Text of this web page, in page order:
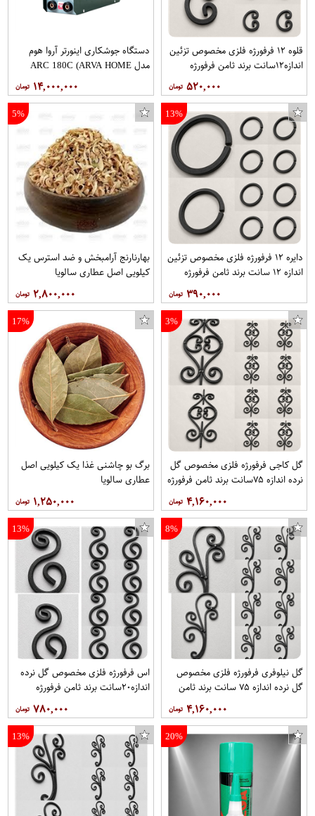
قلوه ۱۲ فرفورژه فلزی مخصوص تزئین
اندازه۱۲سانت برند ثامن فرفورژه
۵۲۰,۰۰۰
دستگاه جوشکاری اینورتر آروا هوم
مدل ARC 180C (ARVA HOME
ARC 180C Inverter Welding
Machine)مدل۲۱۷۹
۱۴,۰۰۰,۰۰۰
13%
دایره ۱۲ فرفورژه فلزی مخصوص تزئین
اندازه ۱۲ سانت برند ثامن فرفورژه
۳۹۰,۰۰۰
5%
بهارنارنج آرامبخش و ضد استرس یک
کیلویی اصل عطاری سالویا
۲,۸۰۰,۰۰۰
3%
گل کاجی فرفورژه فلزی مخصوص گل
نرده اندازه ۷۵سانت برند ثامن فرفورژه
۴,۱۶۰,۰۰۰
17%
برگ بو چاشنی غذا یک کیلویی اصل
عطاری سالویا
۱,۲۵۰,۰۰۰
8%
گل نیلوفری فرفورژه فلزی مخصوص
گل نرده اندازه ۷۵ سانت برند ثامن
۴,۱۶۰,۰۰۰
13%
اس فرفورژه فلزی مخصوص گل نرده
اندازه۲۰سانت برند ثامن فرفورژه
۷۸۰,۰۰۰
20%
13%